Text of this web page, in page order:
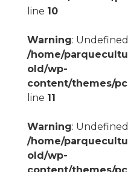
line 10
Warning:
/home/
old/wp-
content/themes/
line 11
Warning:
/home/
old/wp-